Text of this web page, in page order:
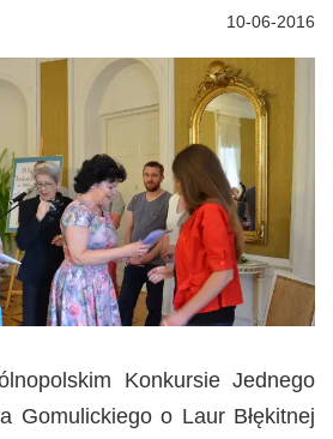
10-06-2016
Konkursie Jednego
Gomulickiego o Laur Błękitnej